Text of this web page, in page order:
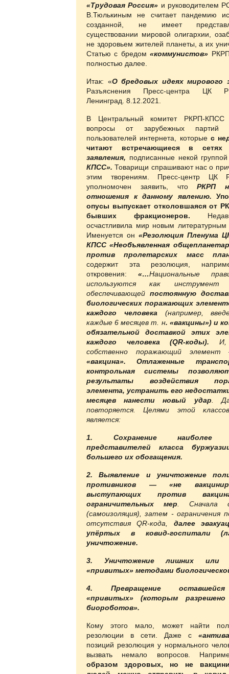
«Трудовая Россия» и руководителем
В.Тюлькиным не считает пандемию
созданной, не имеет
существовании мировой олигархии,
не здоровьем жителей планеты, а их
Статью с бредом«коммунистов»
полностью далее.
Итак: «О бредовых идеях мирового
Разъяснения Пресс-центра ЦК
Ленинград. 8.12.2021.
В Центральный комитет РКРП-КПСС
вопросы от зарубежных
пользователей интернета, которые с
читают встречающиеся в сетях
заявления, подписанные некой
КПСС». Товарищи спрашивают нас о
этим творениям. Пресс-центр ЦК
уполномочен заявить, чтоРКРП
отношения к данному явлению.
опусы выпускает отколовшаяся от
бывших фракционеров.
осчастливила мир новым
Именуется он «Резолюция Пленума
КПСС «Необъявленная
против пролетарских масс
содержит эта резолюция,
откровения:
«…Национальные
используются как инструмент
обеспечивающей постоянную
биологических поражающих
каждого человека (например,
каждые 6 месяцев т. н. «вакцины») и
обязательной доставкой этих
каждого человека (QR-коды). И,
собственно поражающий
«вакцина».
Отлаженные
контрольная системы
результаты воздействия
элемента, устранить его
месяцев нанести новый удар .
повторяется.
Целями этой
является:
1. Сохранение наиболее
представителей класса
большего их обогащения.
2. Выявление и уничтожение
противников — «не
выступающих против
ограничительных мер . Сначала
(самоизоляция), затем - ограничения
отсутствия QR-кода, далее
упёртых в ковид-госпитали
уничтожение.
3. Уничтожение лишних или
«привитых» методами
4. Превращение
«привитых» (которым
биороботов».
Кому этого мало, может найти
резолюции в сети. Даже с
позиций резолюция у нормального
вызвать немало вопросов.
образом здоровых, но не